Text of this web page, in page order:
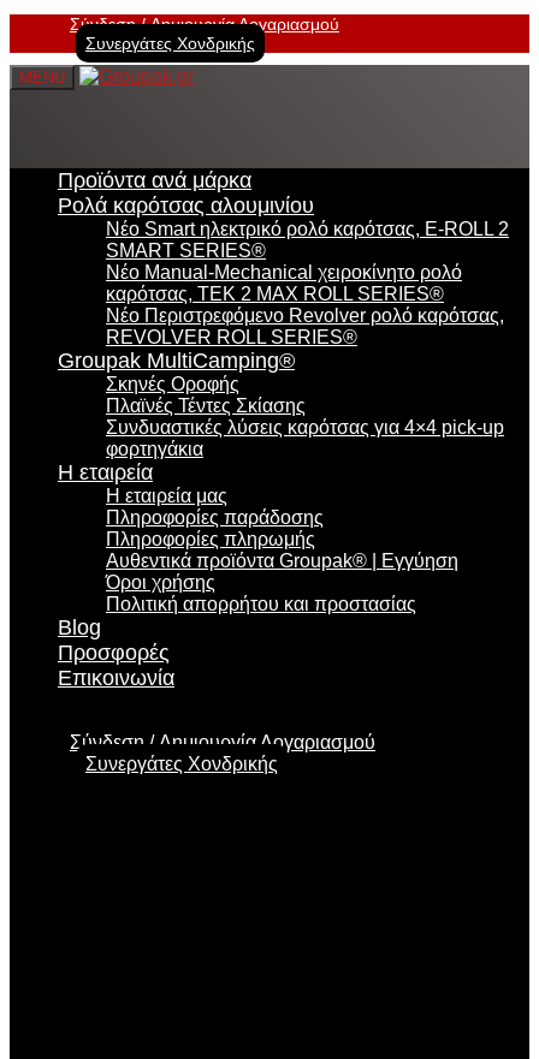
Σύνδεση
Δημιουργία Λογαριασμού
Συνεργάτες Χονδρικής
MENU
Προϊόντα ανά μάρκα
Ρολά καρότσας αλουμινίου
Νέο Smart ηλεκτρικό ρολό καρότσας, E-ROLL 2
SMART SERIES®
Νέο Manual-Mechanical χειροκίνητο ρολό
καρότσας, TEK 2 MAX ROLL SERIES®
Νέο Περιστρεφόμενο Revolver ρολό καρότσας,
REVOLVER ROLL SERIES®
Groupak MultiCamping®
Σκηνές Οροφής
Πλαϊνές Τέντες Σκίασης
Συνδυαστικές λύσεις καρότσας για 4×4 pick-up
φορτηγάκια
Η εταιρεία
Η εταιρεία μας
Πληροφορίες παράδοσης
Πληροφορίες πληρωμής
Αυθεντικά προϊόντα Groupak® | Εγγύηση
Όροι χρήσης
Πολιτική απορρήτου και προστασίας
Blog
Προσφορές
Επικοινωνία
Σύνδεση
Δημιουργία Λογαριασμού
Συνεργάτες Χονδρικής